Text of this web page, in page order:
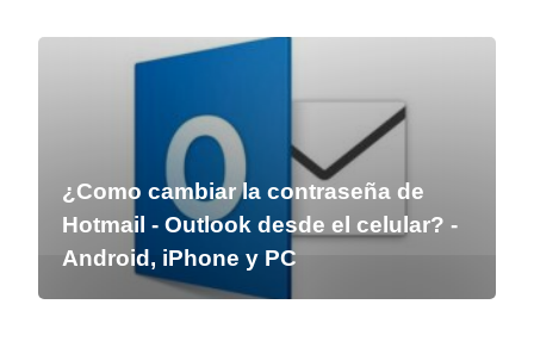
¿Como cambiar la contraseña de
Hotmail - Outlook desde el celular? -
Android, iPhone y PC